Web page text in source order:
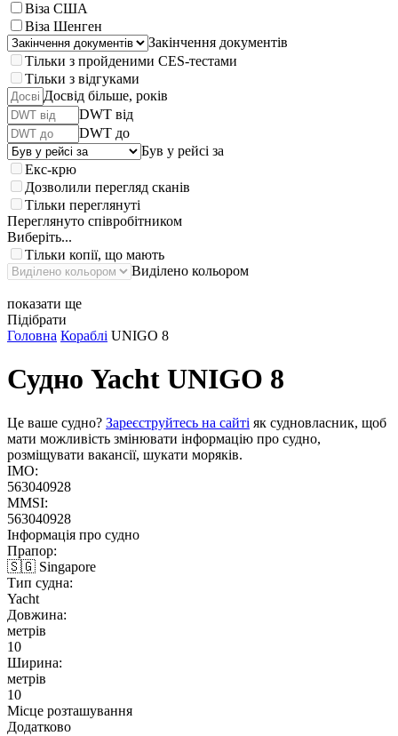
Віза США
Віза Шенген
Закінчення документів
Тільки з пройденими CES-тестами
Тільки з відгуками
Досвід більше, років
DWT від
DWT до
Був у рейсі за
Екс-крю
Дозволили перегляд сканів
Тільки переглянуті
Переглянуто співробітником
Виберіть...
Тільки копії, що мають
Виділено кольором
показати ще
Підібрати
Головна Кораблі UNIGO 8
Судно Yacht UNIGO 8
Це ваше судно? Зареєструйтесь на сайті як судновласник, щоб
мати можливість змінювати інформацію про судно,
розміщувати вакансії, шукати моряків.
IMO:
563040928
MMSI:
563040928
Інформація про судно
Прапор:
🇸🇬 Singapore
Тип судна:
Yacht
Довжина:
метрів
10
Ширина:
метрів
10
Місце розташування
Додатково